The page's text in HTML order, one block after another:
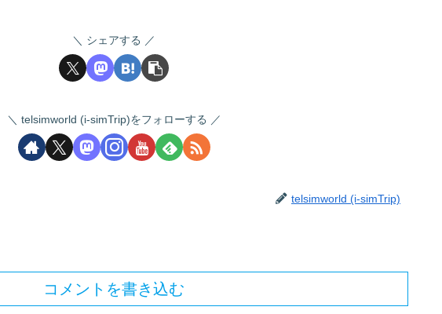
シェアする
telsimworld (i-simTrip)をフォローする
telsimworld (i-simTrip)
コメントを書き込む